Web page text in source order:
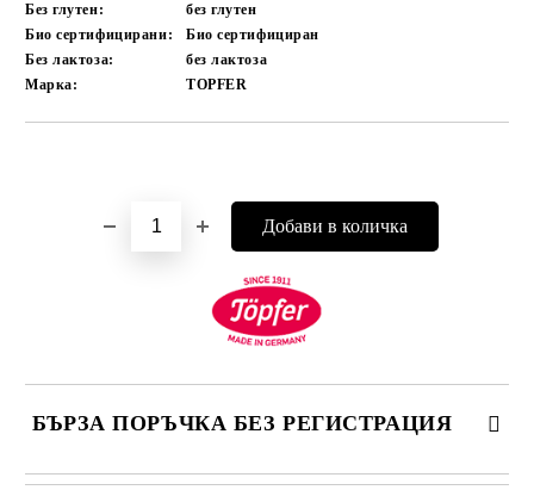
Без глутен:
без глутен
Био сертифицирани:
Био сертифициран
Без лактоза:
без лактоза
Марка:
TOPFER
БЪРЗА ПОРЪЧКА БЕЗ РЕГИСТРАЦИЯ
САМО ПОПЪЛНЕТЕ 4 ПОЛЕТА